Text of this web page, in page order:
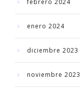
febrero 2024
enero 2024
diciembre 2023
noviembre 2023